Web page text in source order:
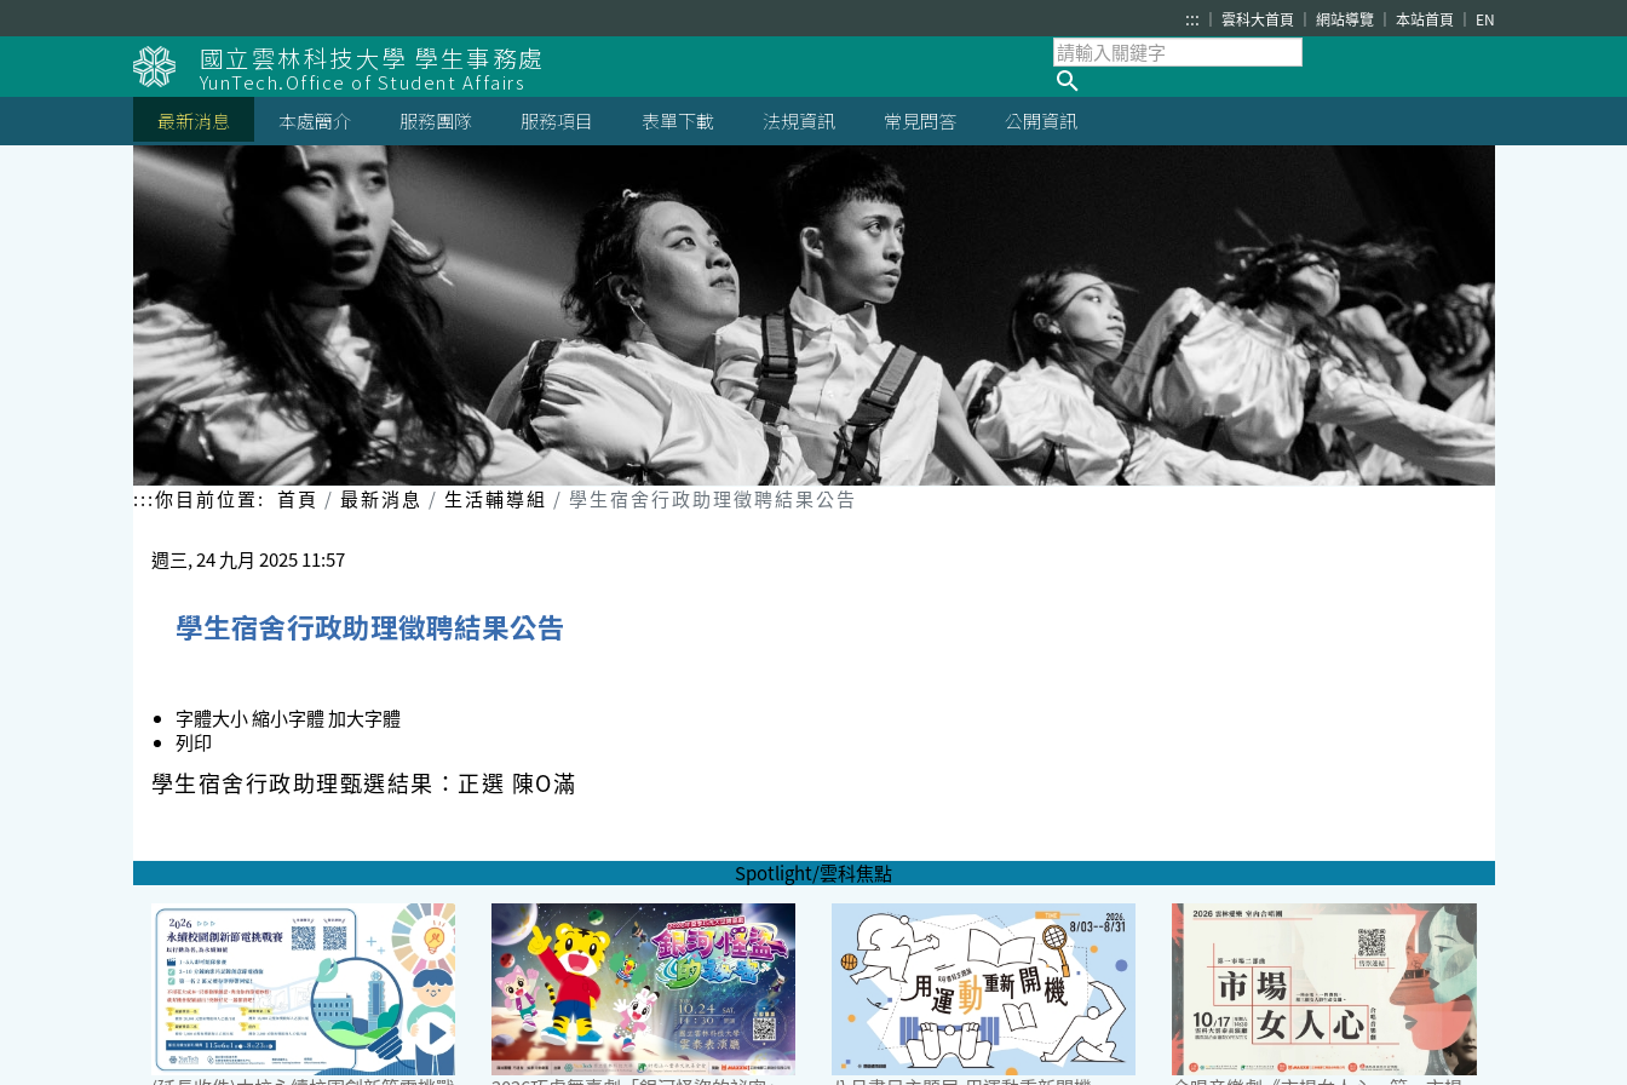
到
主
要
內
容
區
塊
::: 雲科大首頁 網站導覽 本站首頁 EN
國立雲林科技大學 學生事務處
YunTech.Office of Student Affairs
最新消息
本處簡介 服務團隊 服務項目 表單下載 法規資訊 常見問答 公開資訊
:::你目前位置: 首頁 最新消息 生活輔導組 學生宿舍行政助理徵聘結果公告
週三, 24 九月 2025 11:57
學生宿舍行政助理徵聘結果公告
字體大小縮小字體加大字體
列印
學生宿舍行政助理甄選結果：正選 陳O滿
Spotlight/雲科焦點